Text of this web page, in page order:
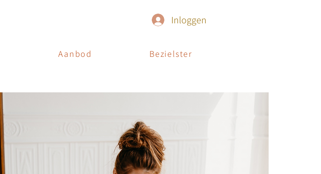
Inloggen
Aanbod Bezielster